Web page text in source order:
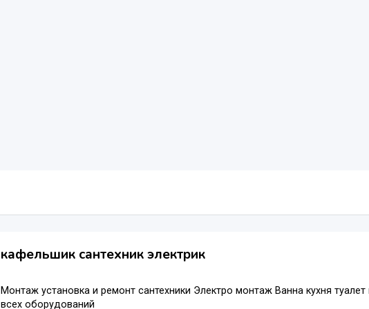
кафельшик сантехник электрик
Монтаж установка и ремонт сантехники Электро монтаж Ванна кухня
всех оборудований